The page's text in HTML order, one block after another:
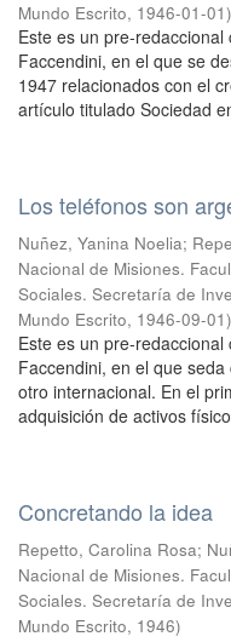
Mundo Escrito, 1946-01-01)
Este es un pre-
Faccendini, en el que se
1947 relacionados con el
artículo titulado Sociedad
Los teléfonos son
Nuñez, Yanina Noelia;
Nacional de Misiones.
Sociales. Secretaría de
Mundo Escrito, 1946-09-01)
Este es un pre-
Faccendini, en el que
otro internacional. En el
adquisición de activos
Concretando la idea
Repetto, Carolina Rosa;
Nacional de Misiones.
Sociales. Secretaría de
Mundo Escrito, 1946)